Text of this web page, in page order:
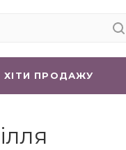
ХIТИ ПРОДАЖУ